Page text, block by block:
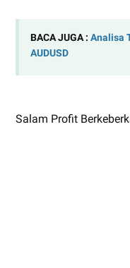
BACA JUGA : Analisa
AUDUSD
Salam Profit